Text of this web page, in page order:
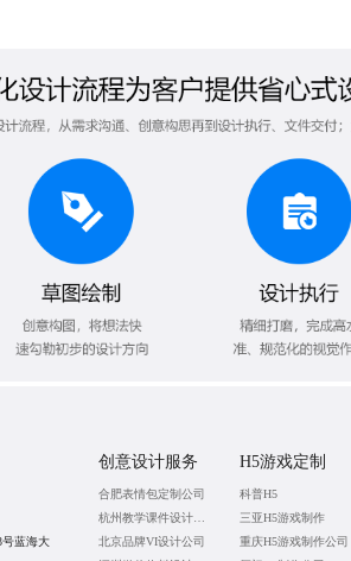
蓝海大
创意设计服务
合肥表情包定制公司
杭州教学课件设计公司
北京品牌VI设计公司
H5游戏定制
科普H5
三亚H5游戏制作
重庆H5游戏制作公司